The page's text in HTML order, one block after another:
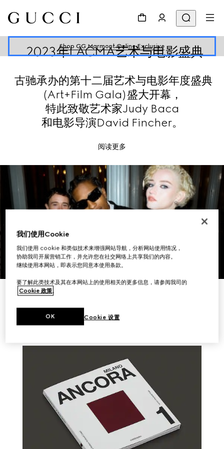
Shop GG Marmont Online Exclusive
2023年LACMA艺术与电影盛典
古驰承办的第十二届艺术与电影年度盛典
(Art+Film Gala)盛大开幕，
特此致敬艺术家Judy Baca
和电影导演David Fincher。
阅读更多
我们使用Cookie
我们使用 cookie 和类似技术来增强网站导航，分析网站使用情况，
协助我司开展营销工作，并允许您在社交网络上共享我们的内容。
继续使用本网站，即表示您同意本使用条款。
要了解此类技术及其在本网站上的使用相关的更多信息，请参阅我司的
Cookie 政策。
Cookie 设置
OK